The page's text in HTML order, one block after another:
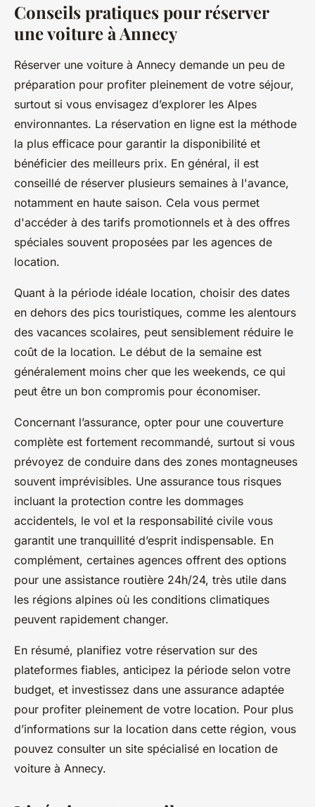
Conseils pratiques pour réserver
une voiture à Annecy
Réserver une voiture à Annecy demande un peu de
préparation pour profiter pleinement de votre séjour,
surtout si vous envisagez d’explorer les Alpes
environnantes. La réservation en ligne est la méthode
la plus efficace pour garantir la disponibilité et
bénéficier des meilleurs prix. En général, il est
conseillé de réserver plusieurs semaines à l'avance,
notamment en haute saison. Cela vous permet
d'accéder à des tarifs promotionnels et à des offres
spéciales souvent proposées par les agences de
location.
Quant à la période idéale location, choisir des dates
en dehors des pics touristiques, comme les alentours
des vacances scolaires, peut sensiblement réduire le
coût de la location. Le début de la semaine est
généralement moins cher que les weekends, ce qui
peut être un bon compromis pour économiser.
Concernant l’assurance, opter pour une couverture
complète est fortement recommandé, surtout si vous
prévoyez de conduire dans des zones montagneuses
souvent imprévisibles. Une assurance tous risques
incluant la protection contre les dommages
accidentels, le vol et la responsabilité civile vous
garantit une tranquillité d’esprit indispensable. En
complément, certaines agences offrent des options
pour une assistance routière 24h/24, très utile dans
les régions alpines où les conditions climatiques
peuvent rapidement changer.
En résumé, planifiez votre réservation sur des
plateformes fiables, anticipez la période selon votre
budget, et investissez dans une assurance adaptée
pour profiter pleinement de votre location. Pour plus
d’informations sur la location dans cette région, vous
pouvez consulter un site spécialisé en location de
voiture à Annecy.